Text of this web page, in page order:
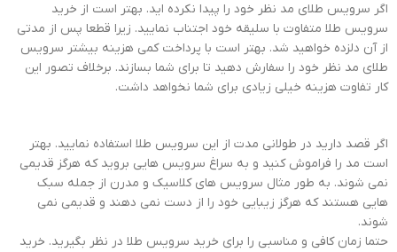
اگر سرویس طلای مد نظر خود را پیدا نکرده اید. بهتر است از خرید
سرویس طلا متفاوت با سلیقه خود اجتناب نمایید. زیرا قطعا پس از مدتی
از آن دلزده خواهید شد. بهتر است با پرداخت کمی هزینه بیشتر سرویس
طلای مد نظر خود را سفارش دهید تا برای شما بسازند. برخلاف تصور این
کار تفاوت هزینه خیلی زیادی برای شما نخواهد داشت.
اگر قصد دارید در طولانی مدت از این سرویس طلا استفاده نمایید. بهتر
است مد را فراموش کنید و به سراغ سرویس هایی بروید که هرگز قدیمی
نمی شوند. به طور مثال سرویس های کلاسیک و مدرن از جمله سبک
هایی هستند که هرگز زیبایی خود را از دست نمی دهند و قدیمی نمی
شوند.
حتما زمان کافی و مناسبی را برای خرید سرویس طلا در نظر بگیرید. خرید